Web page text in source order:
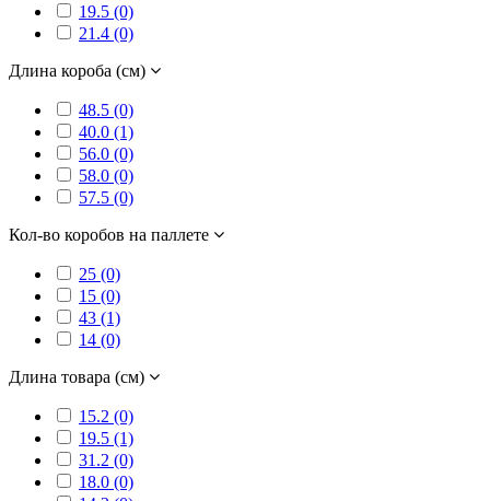
19.5 (0)
21.4 (0)
Длина короба (см)
48.5 (0)
40.0 (1)
56.0 (0)
58.0 (0)
57.5 (0)
Кол-во коробов на паллете
25 (0)
15 (0)
43 (1)
14 (0)
Длина товара (см)
15.2 (0)
19.5 (1)
31.2 (0)
18.0 (0)